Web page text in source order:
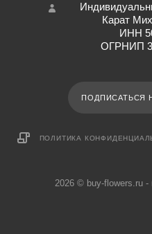
Карат
ИНН
ОГРНИП
ПОДПИСАТЬСЯ
ПОЛИТИКА
2026 © buy-flowers.ru -